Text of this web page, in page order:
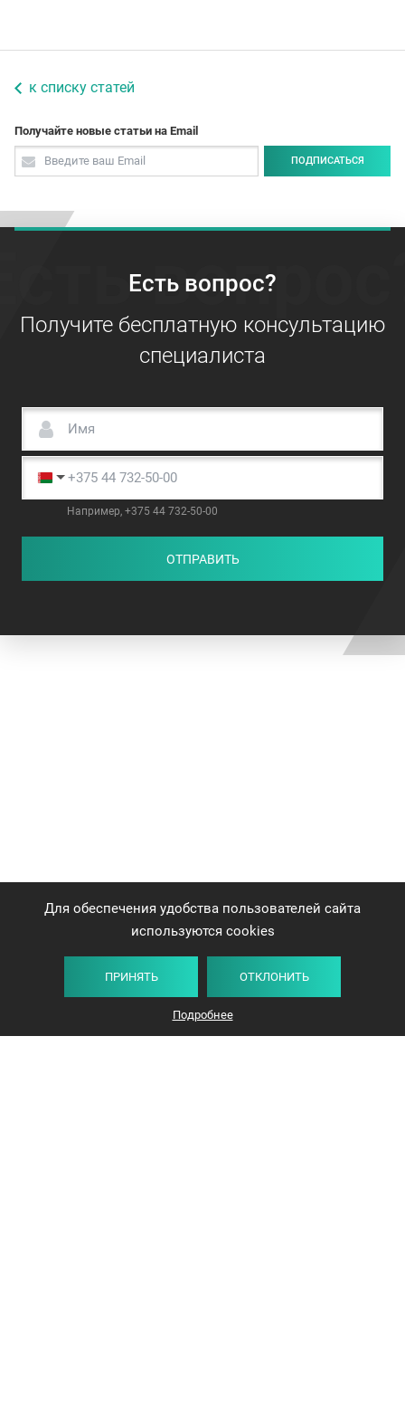
к списку статей
Получайте новые статьи на Email
ПОДПИСАТЬСЯ
Есть вопрос?
Получите бесплатную консультацию
специалиста
Например, +375 44 732-50-00
ОТПРАВИТЬ
Для обеспечения удобства пользователей сайта
используются cookies
ПРИНЯТЬ ОТКЛОНИТЬ
Подробнее